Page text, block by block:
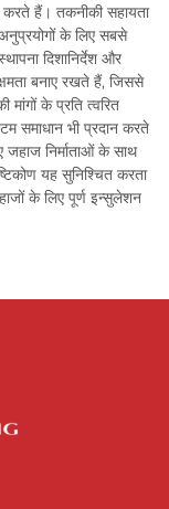
करते हैं। तकनीकी सहायता
के लिए सबसे
दिशानिर्देश और
बनाए रखते हैं, जिससे
मांगों के प्रति त्वरित
समाधान भी प्रदान करते
निर्माताओं के साथ
यह सुनिश्चित करता
के लिए पूर्ण इन्सुलेशन